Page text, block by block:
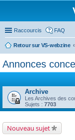
Raccourcis FAQ
Retour sur VS-webzine
Annonces
Archive
Les Archives des
Sujets : 7703
Nouveau sujet